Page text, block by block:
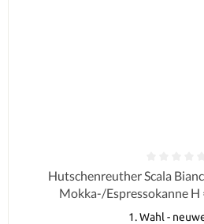
Durchschnittliche Bewertung
Hutschenreuther Scala
Mokka-/Espressokanne H
1. Wahl -